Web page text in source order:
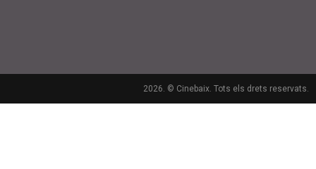
2026. © Cinebaix. Tots els drets reservats.